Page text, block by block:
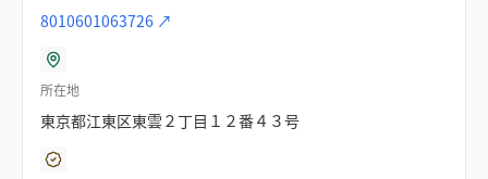
8010601063726 ↗
所在地
東京都江東区東雲２丁目１２番４３号